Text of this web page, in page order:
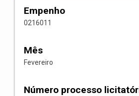
Empenho
0216011
Mês
Fevereiro
Número processo